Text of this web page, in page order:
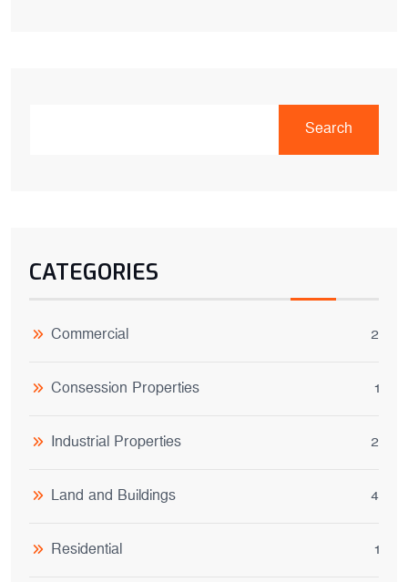
Search
CATEGORIES
Commercial 2
Consession Properties 1
Industrial Properties 2
Land and Buildings 4
Residential 1